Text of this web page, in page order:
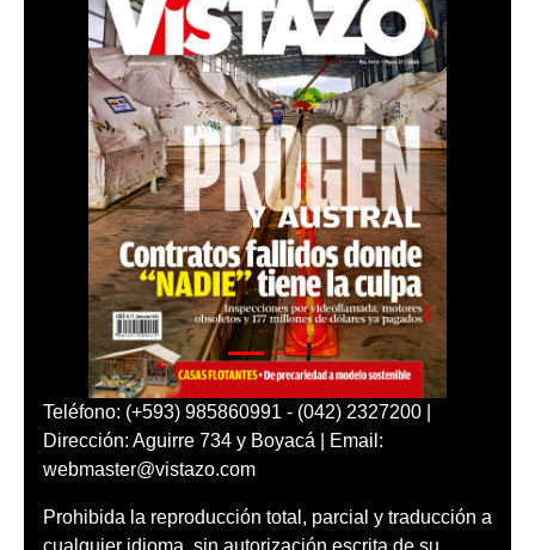
Teléfono: (+593) 985860991 - (042) 2327200 |
Dirección: Aguirre 734 y Boyacá | Email:
webmaster@vistazo.com
Prohibida la reproducción total, parcial y traducción a
cualquier idioma, sin autorización escrita de su